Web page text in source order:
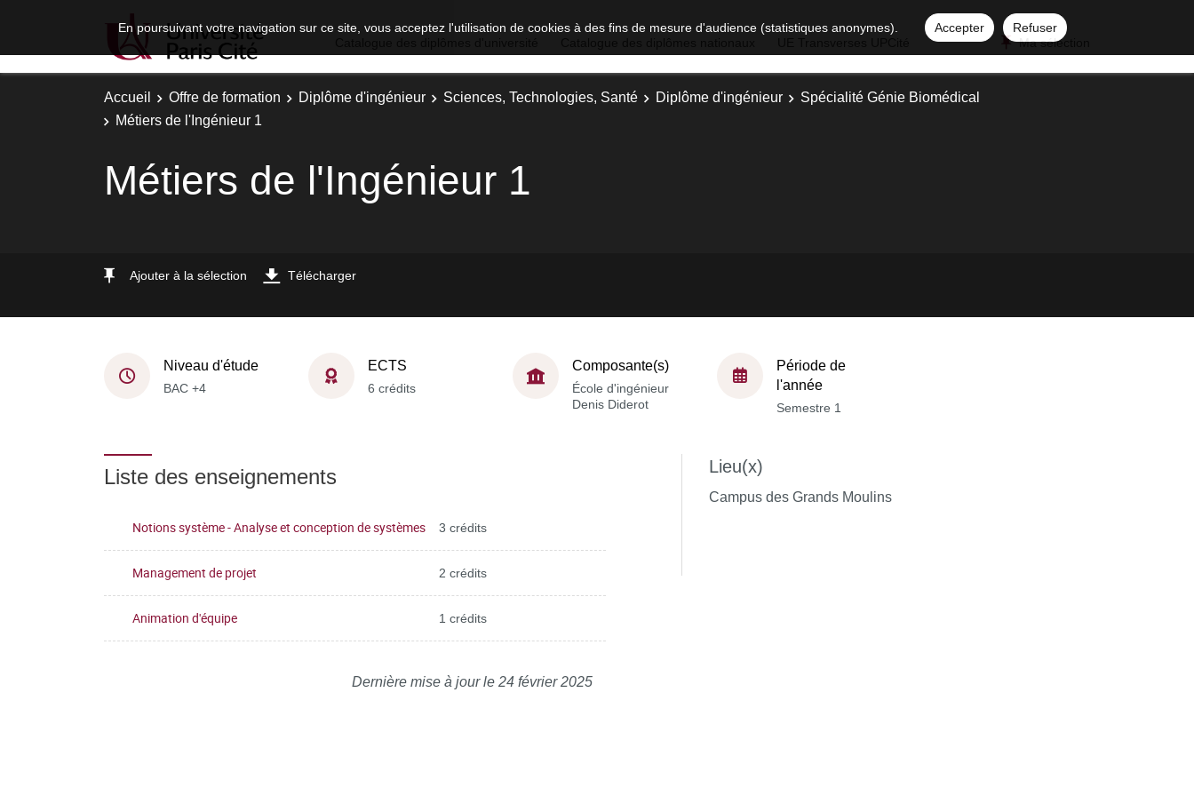
En poursuivant votre navigation sur ce site, vous acceptez l'utilisation de cookies à des fins de mesure d'audience (statistiques anonymes). Accepter
Refuser
Ma sélection
Accueil Offre de formation Diplôme d'ingénieur Sciences, Technologies, Santé Diplôme d'ingénieur
Spécialité Génie Biomédical
Métiers de l'Ingénieur 1
Métiers de l'Ingénieur 1
Ajouter à la sélection Télécharger
Niveau d'étude
BAC +4
ECTS
6 crédits
Composante(s)
École d'ingénieur
Denis Diderot
Période de
l'année
Semestre 1
Liste des enseignements
Notions système - Analyse et conception de systèmes 3 crédits
Management de projet 2 crédits
Animation d'équipe 1 crédits
Dernière mise à jour le 24 février 2025
Lieu(x)
Campus des Grands Moulins